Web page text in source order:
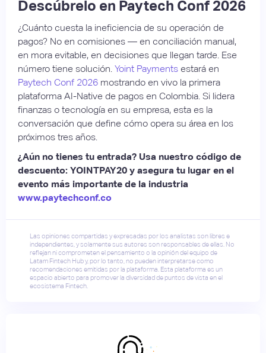
Descúbrelo en Paytech Conf 2026
¿Cuánto cuesta la ineficiencia de su operación de
pagos? No en comisiones — en conciliación manual,
en mora evitable, en decisiones que llegan tarde. Ese
número tiene solución. Yoint Payments estará en
Paytech Conf 2026 mostrando en vivo la primera
plataforma AI-Native de pagos en Colombia. Si lidera
finanzas o tecnología en su empresa, esta es la
conversación que define cómo opera su área en los
próximos tres años.
¿Aún no tienes tu entrada? Usa nuestro código de
descuento: YOINTPAY20 y asegura tu lugar en el
evento más importante de la industria
www.paytechconf.co
Las opiniones compartidas y expresadas por los analistas son libres e
independientes, y solamente sus autores son responsables de ellas. No
reflejan ni comprometen el pensamiento o la opinión del equipo de
Latam Fintech Hub y, por lo tanto, no pueden interpretarse como
recomendaciones emitidas por la plataforma. Esta plataforma es un
espacio abierto para promover la diversidad de puntos de vista en el
ecosistema Fintech.